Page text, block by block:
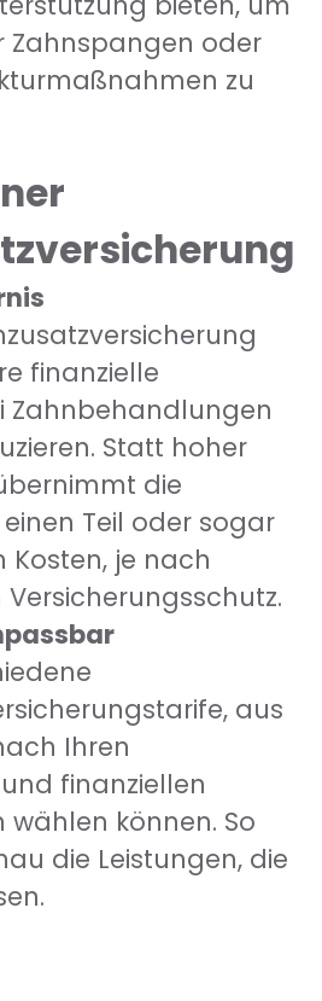
Zahnspangen oder
zu
finanzielle
Zahnbehandlungen
Statt hoher
die
Teil oder sogar
je nach
aus
Ihren
finanziellen
wählen können. So
die Leistungen, die